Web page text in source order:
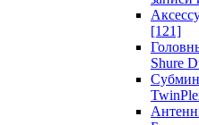
[121]
Shure